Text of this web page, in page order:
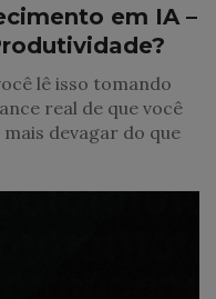
em IA –
lê isso tomando
real de que você
devagar do que